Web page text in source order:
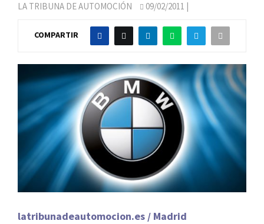
LA TRIBUNA DE AUTOMOCIÓN 09/02/2011 |
COMPARTIR
latribunadeautomocion.es / Madrid